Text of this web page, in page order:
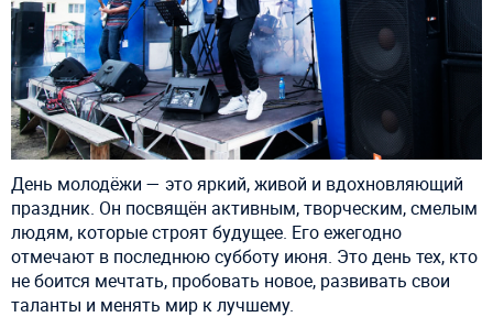
День молодёжи — это яркий, живой и вдохновляющий
праздник. Он посвящён активным, творческим, смелым
людям, которые строят будущее. Его ежегодно
отмечают в последнюю субботу июня. Это день тех, кто
не боится мечтать, пробовать новое, развивать свои
таланты и менять мир к лучшему.